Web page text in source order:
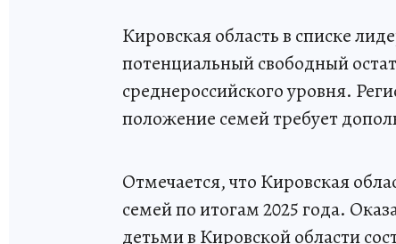
Кировская область в списке
потенциальный свободный
среднероссийского уровня.
положение семей требует
Отмечается, что Кировская
семей по итогам 2025 года.
детьми в Кировской области